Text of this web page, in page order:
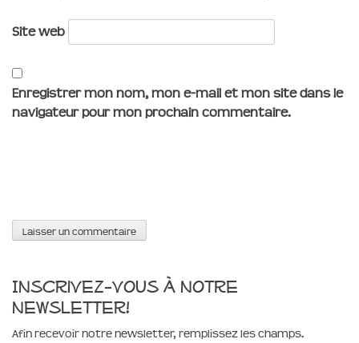
Site web
Enregistrer mon nom, mon e-mail et mon site dans le
navigateur pour mon prochain commentaire.
Inscrivez-vous à notre
newsletter!
Afin recevoir notre newsletter, remplissez les champs.